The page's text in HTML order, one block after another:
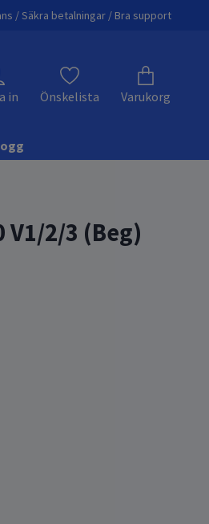
/ Säkra betalningar / Bra support
in Önskelista Varukorg
V1/2/3 (Beg)